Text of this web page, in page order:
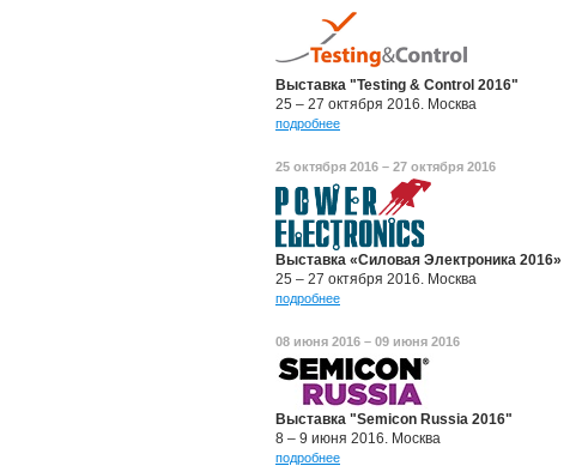
Выставка "Testing & Control 2016"
25 – 27 октября 2016. Москва
подробнее
25 октября 2016 – 27 октября 2016
Выставка «Силовая Электроника 2016»
25 – 27 октября 2016. Москва
подробнее
08 июня 2016 – 09 июня 2016
Выставка "Semicon Russia 2016"
8 – 9 июня 2016. Москва
подробнее